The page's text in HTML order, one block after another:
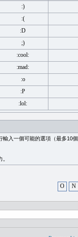
:)
:(
:D
;)
:cool:
:mad:
:o
:P
:lol:
入一個可能的選項（最多10
O N